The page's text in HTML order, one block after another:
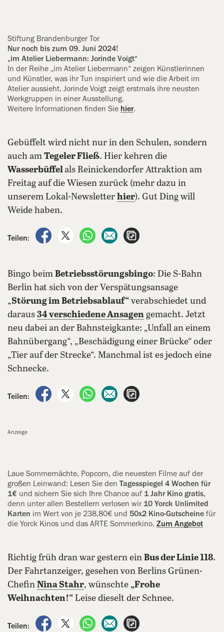
Stiftung Brandenburger Tor
Nur noch bis zum 09. Juni 2024!
„im Atelier Liebermann: Jorinde Voigt“
In der Reihe „im Atelier Liebermann“ zeigen Künstlerinnen
und Künstler, was ihr Tun inspiriert und wie die Arbeit im
Atelier aussieht. Jorinde Voigt zeigt erstmals ihre neusten
Werkgruppen in einer Ausstellung.
Weitere Informationen finden Sie hier.
Gebüffelt wird nicht nur in den Schulen, sondern
auch am Tegeler Fließ. Hier kehren die
Wasserbüffelals Reinickendorfer Attraktion am
Freitag auf die Wiesen zurück (mehr dazu in
unserem Lokal-Newsletter hier). Gut Ding will
Weide haben.
Teilen:
auf Facebook teilen
auf X teilenper WhatsApp teilen
per E-Mail teilen
Bingo beim Betriebsstörungsbingo: Die S-Bahn
Berlin hat sich von der Verspätungsansage
„Störung im Betriebsablauf“ verabschiedet und
daraus 34 verschiedene Ansagen gemacht. Jetzt
neu dabei an der Bahnsteigkante: „Unfall an einem
Bahnübergang“, „Beschädigung einer Brücke“ oder
„Tier auf der Strecke“. Manchmal ist es jedoch eine
Schnecke.
Teilen:
auf Facebook teilen
auf X teilenper WhatsApp teilen
per E-Mail teilen
Anzeige
Laue Sommernächte, Popcorn, die neuesten Filme auf der
großen Leinwand: Lesen Sie den Tagesspiegel 4 Wochen für
1€ und sichern Sie sich Ihre Chance auf 1 Jahr Kino gratis,
denn unter allen Bestellern verlosen wir 10 Yorck Unlimited
Karten im Wert von je 238,80€ und 50x2 Kino-Gutscheine für
die Yorck Kinos und das ARTE Sommerkino. Zum Angebot
Richtig früh dran war gestern ein Bus der Linie 118.
Der Fahrtanzeiger, gesehen von Berlins Grünen-
Chefin Nina Stahr, wünschte „Frohe
Weihnachten!“ Leise dieselt der Schnee.
Teilen:
auf Facebook teilen
auf X teilenper WhatsApp teilen
per E-Mail teilen